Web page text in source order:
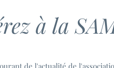
à la
de l'actualité de